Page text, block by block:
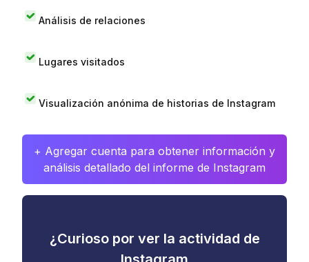
Análisis de relaciones
Lugares visitados
Visualización anónima de historias de Instagram
+ Agregar cuenta para obtener información y
análisis detallado del informe de Instagram
¿Curioso por ver la actividad de